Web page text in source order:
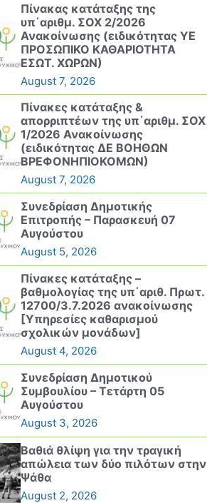
Πίνακας κατάταξης της
υπ΄αριθμ. ΣΟΧ 2/2026
Ανακοίνωσης (ειδικότητας ΥΕ
ΠΡΟΣΩΠΙΚΟ ΚΑΘΑΡΙΟΤΗΤΑ
ΕΣΩΤ. ΧΩΡΩΝ)
August 7, 2026
Πίνακες κατάταξης &
απορριπτέων της υπ΄αριθμ. ΣΟΧ
1/2026 Ανακοίνωσης
(ειδικότητας ΔΕ ΒΟΗΘΩΝ
ΒΡΕΦΟΝΗΠΙΟΚΟΜΩΝ)
August 7, 2026
Συνεδρίαση Δημοτικής
Επιτροπής – Παρασκευή 07
Αυγούστου
August 5, 2026
Πίνακες κατάταξης –
βαθμολογίας της υπ΄αριθ. Πρωτ.
12700/3.7.2026 ανακοίνωσης
[Υπηρεσίες καθαρισμού
σχολικών μονάδων]
August 4, 2026
Συνεδρίαση Δημοτικού
Συμβουλίου – Τετάρτη 05
Αυγούστου
August 3, 2026
Βαθιά θλίψη για την τραγική
απώλεια των δύο πιλότων στην
Ψάθα
August 2, 2026